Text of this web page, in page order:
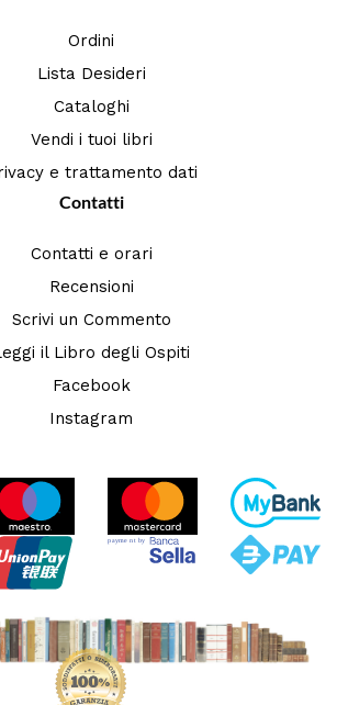
Ordini
Lista Desideri
Cataloghi
Vendi i tuoi libri
e trattamento dati
Contatti
Contatti e orari
Recensioni
Scrivi un Commento
il Libro degli Ospiti
Facebook
Instagram